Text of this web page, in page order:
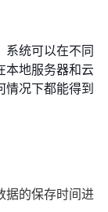
系统可以在不同
本地服务器和云
况下都能得到
据的保存时间进